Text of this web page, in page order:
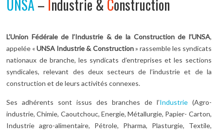
UNSA– Industrie & Construction
L’Union Fédérale de l’Industrie & de la Construction de l’UNSA,
appelée «UNSA Industrie & Construction» rassemble les syndicats
nationaux de branche, les syndicats d’entreprises et les sections
syndicales, relevant des deux secteurs de l’industrie et de la
construction et de leurs activités connexes.
Ses adhérents sont issus des branches de l’Industrie(Agro-
industrie, Chimie, Caoutchouc, Energie, Métallurgie, Papier- Carton,
Industrie agro-alimentaire, Pétrole, Pharma, Plasturgie, Textile,